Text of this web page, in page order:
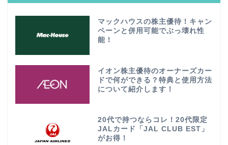
マックハウスの株主優待！キャン
ペーンと併用可能でぶっ壊れ性
能！
イオン株主優待のオーナーズカー
ドで何ができる？特典と使用方法
について紹介します！
20代で持つならコレ！20代限定
JALカード「JAL CLUB EST」
がお得！